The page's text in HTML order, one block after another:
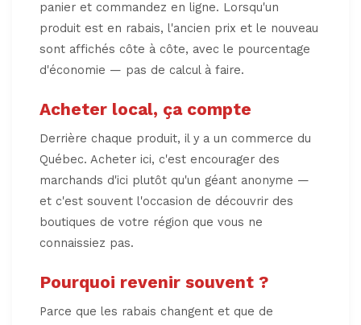
panier et commandez en ligne. Lorsqu'un
produit est en rabais, l'ancien prix et le nouveau
sont affichés côte à côte, avec le pourcentage
d'économie — pas de calcul à faire.
Acheter local, ça compte
Derrière chaque produit, il y a un commerce du
Québec. Acheter ici, c'est encourager des
marchands d'ici plutôt qu'un géant anonyme —
et c'est souvent l'occasion de découvrir des
boutiques de votre région que vous ne
connaissiez pas.
Pourquoi revenir souvent ?
Parce que les rabais changent et que de